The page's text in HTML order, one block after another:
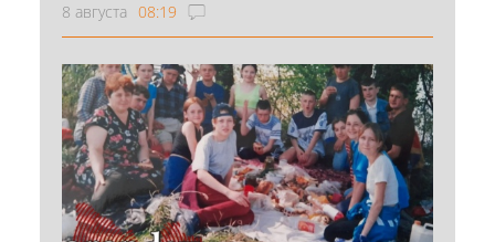
8 августа 08:19